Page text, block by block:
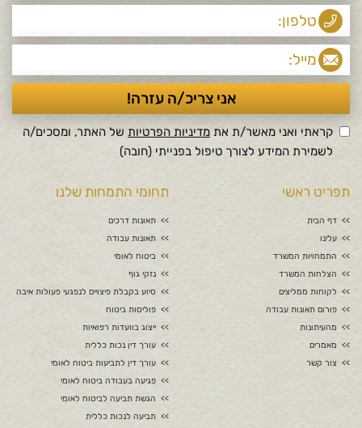
קראתי ואני מאשר/ת את מדיניות הפרטיות של האתר, ומסכים/ה
לשמירת המידע לצורך טיפול בפנייתי (חובה)
תפריט ראשי
דף הבית
עלינו
התמחויות המשרד
הצלחות המשרד
לקוחות ממליצים
פורום תאונות עבודה
מהעיתונות
מאמרים
צור קשר
תחומי התמחות שלנו
תאונות דרכים
תאונות עבודה
ביטוח לאומי
נזקי גוף
סיוע בקבלת פיצויים לנפגעי פעולות איבה
פוליסות ביטוח
ייצוג בוועדות רפואיות
עורך דין נכות כללית
עורך דין לתביעות ביטוח לאומי
פגיעה בעבודה ביטוח לאומי
הגשת תביעה לביטוח לאומי
תביעה לנכות כללית